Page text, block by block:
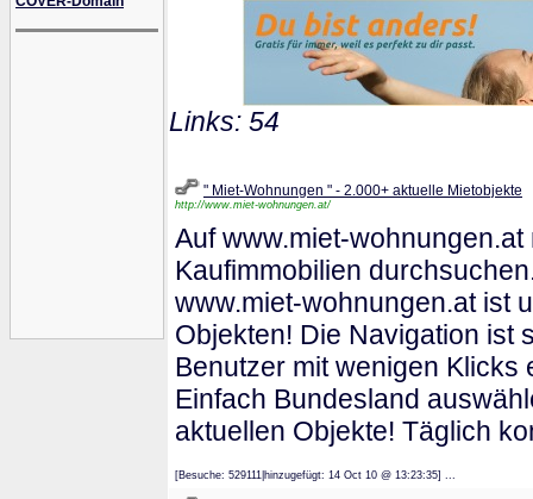
Links: 54
" Miet-Wohnungen " - 2.000+ aktuelle Mietobjekte
http://www.miet-wohnungen.at/
Auf www.miet-
Kaufimmobilien
www.miet-wohnungen.at ist
Objekten! Die Navigation ist
Benutzer mit wenigen Klicks
Einfach Bundesland
aktuellen Objekte! Täglich
[Besuche: 529111|hinzugefügt: 14 Oct 10 @ 13:23:35] ...